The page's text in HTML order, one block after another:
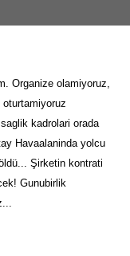
Organize olamiyoruz,
kadrolari orada
Havaalaninda yolcu
Şirketin kontrati
Gunubirlik